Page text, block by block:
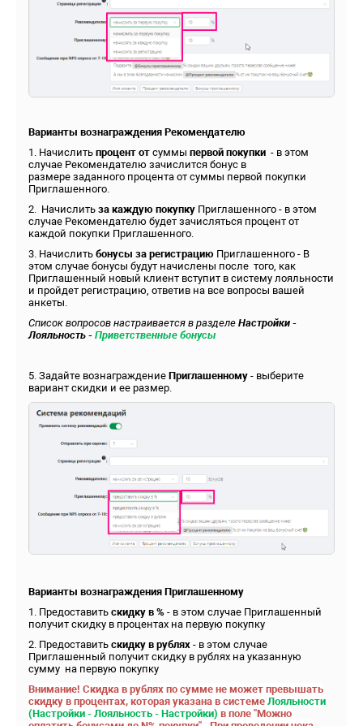
Варианты вознаграждения Рекомендателю
1. Начислить процент от суммы первой покупки - в этом
случае Рекомендателю зачислится бонус в
размере заданного процента от суммы первой покупки
Приглашенного.
2. Начислить за каждую покупку Приглашенного - в этом
случае Рекомендателю будет зачисляться процент от
каждой покупки Приглашенного.
3. Начислить бонусы за регистрацию Приглашенного - В
этом случае бонусы будут начислены после того, как
Приглашенный новый клиент вступит в систему лояльности
и пройдет регистрацию, ответив на все вопросы вашей
анкеты.
Список вопросов настраивается в разделе Настройки -
Лояльность - Приветственные бонусы
5. Задайте вознаграждение Приглашенному - выберите
вариант скидки и ее размер.
Варианты вознаграждения Приглашенному
1. Предоставить скидку в % - в этом случае Приглашенный
получит скидку в процентах на первую покупку
2. Предоставить скидку в рублях - в этом случае
Приглашенный получит скидку в рублях на указанную
сумму на первую покупку
Внимание! Скидка в рублях по сумме не может превышать
скидку в процентах, которая указана в системе Лояльности
(Настройки - Лояльность - Настройки) в поле "Можно